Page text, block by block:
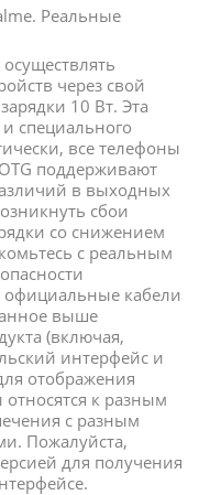
через свой
10 Вт. Эта
специального
все телефоны
поддерживают
в выходных
сбои
со снижением
с реальным
официальные кабели
выше
(включая,
интерфейс и
отображения
к разным
с разным
Пожалуйста,
для получения
Реальные